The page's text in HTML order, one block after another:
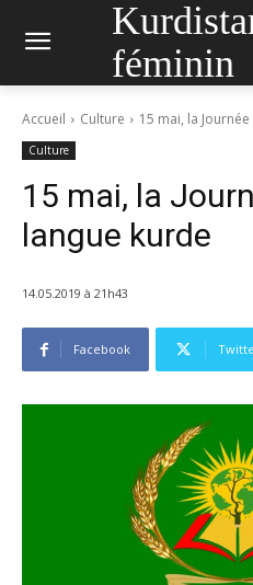
féminin
Accueil Culture 15 mai, la
Culture
15 mai, la
langue kurde
14.05.2019 à 21h43
Facebook